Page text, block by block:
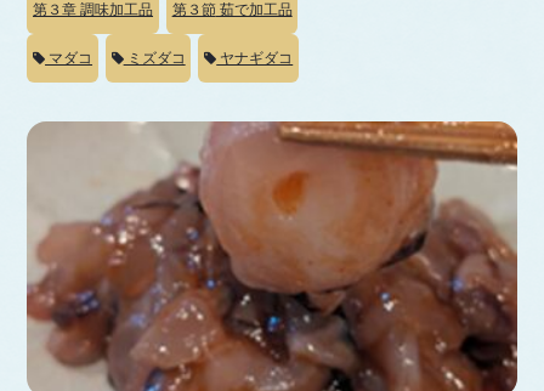
第３章 調味加工品 第３節茹で加工品
マダコ ミズダコ ヤナギダコ